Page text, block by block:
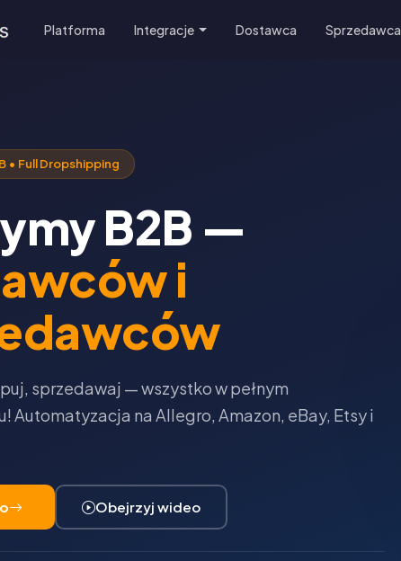
Platforma Integracje Dostawca Sprzedawca
• Full Dropshipping
B2B —
i
sprzedawaj — wszystko w pełnym
Automatyzacja na Allegro, Amazon, eBay, Etsy i
Obejrzyj wideo